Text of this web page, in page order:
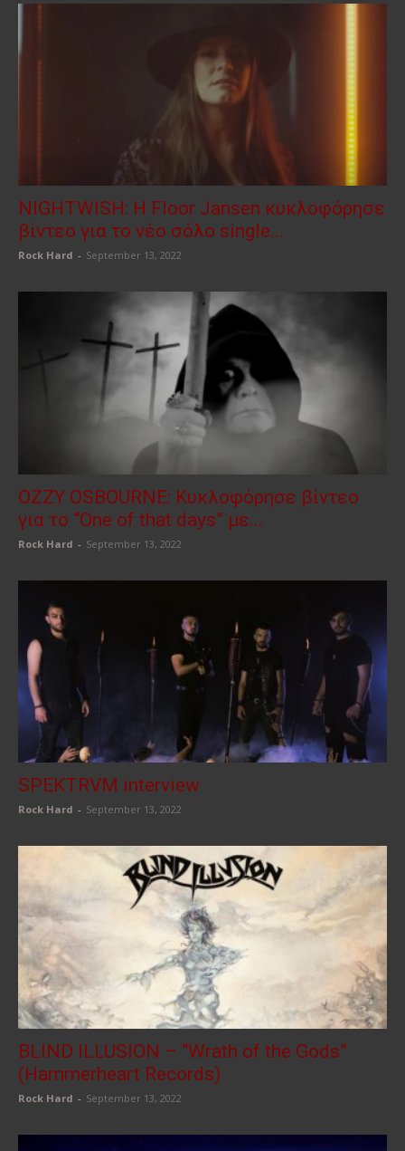
NIGHTWISH: Η Floor Jansen κυκλοφόρησε
βίντεο για το νέο σόλο single...
Rock Hard - September 13, 2022
OZZY OSBOURNE: Κυκλοφόρησε βίντεο
για το “One of that days” με...
Rock Hard - September 13, 2022
SPEKTRVM interview
Rock Hard - September 13, 2022
BLIND ILLUSION – “Wrath of the Gods”
(Hammerheart Records)
Rock Hard - September 13, 2022